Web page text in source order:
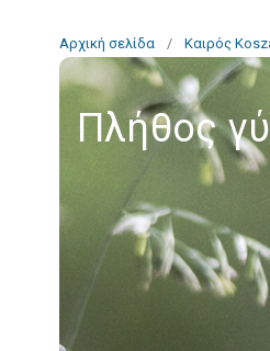
Αρχική σελίδα / Καιρός
Πλήθος